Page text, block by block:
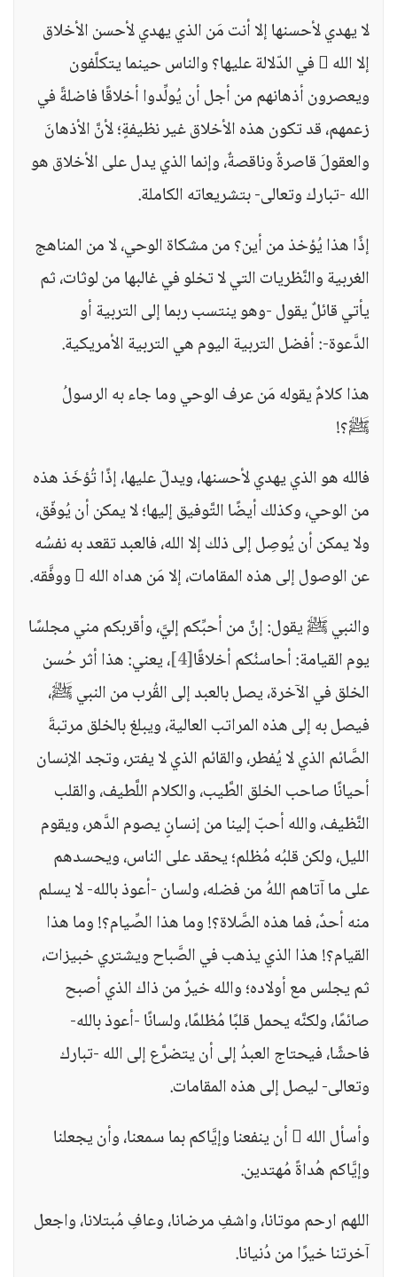
لا يهدي لأحسنها إلا أنت مَن الذي يهدي لأحسن الأخلاق
إلا الله  في الدّلالة عليها؟ والناس حينما يتكلَّفون
ويعصرون أذهانهم من أجل أن يُولِّدوا أخلاقًا فاضلةً في
زعمهم، قد تكون هذه الأخلاق غير نظيفةٍ؛ لأنَّ الأذهانَ
والعقولَ قاصرةٌ وناقصةٌ، وإنما الذي يدل على الأخلاق هو
الله -تبارك وتعالى- بتشريعاته الكاملة.
إذًا هذا يُؤخذ من أين؟ من مشكاة الوحي، لا من المناهج
الغربية والنَّظريات التي لا تخلو في غالبها من لوثات، ثم
يأتي قائلٌ يقول -وهو ينتسب ربما إلى التربية أو
الدَّعوة-: أفضل التربية اليوم هي التربية الأمريكية.
هذا كلامٌ يقوله مَن عرف الوحي وما جاء به الرسولُ
ﷺ؟!
فالله هو الذي يهدي لأحسنها، ويدلّ عليها، إذًا تُؤخَذ هذه
من الوحي، وكذلك أيضًا التَّوفيق إليها؛ لا يمكن أن يُوفّق،
ولا يمكن أن يُوصِل إلى ذلك إلا الله، فالعبد تقعد به نفسُه
عن الوصول إلى هذه المقامات، إلا مَن هداه الله  ووفَّقه.
والنبي ﷺ يقول: إنَّ من أحبِّكم إليَّ، وأقربكم مني مجلسًا
يوم القيامة: أحاسنُكم أخلاقًا[4] ، يعني: هذا أثر حُسن
الخلق في الآخرة، يصل بالعبد إلى القُرب من النبي ﷺ،
فيصل به إلى هذه المراتب العالية، ويبلغ بالخلق مرتبةَ
الصَّائم الذي لا يُفطر، والقائم الذي لا يفتر، وتجد الإنسان
أحيانًا صاحب الخلق الطَّيب، والكلام اللَّطيف، والقلب
النَّظيف، والله أحبّ إلينا من إنسانٍ يصوم الدَّهر، ويقوم
الليل، ولكن قلبُه مُظلم؛ يحقد على الناس، ويحسدهم
على ما آتاهم اللهُ من فضله، ولسان -أعوذ بالله- لا يسلم
منه أحدٌ، فما هذه الصَّلاة؟! وما هذا الصِّيام؟! وما هذا
القيام؟! هذا الذي يذهب في الصَّباح ويشتري خبيزات،
ثم يجلس مع أولاده؛ والله خيرٌ من ذاك الذي أصبح
صائمًا، ولكنَّه يحمل قلبًا مُظلمًا، ولسانًا -أعوذ بالله-
فاحشًا، فيحتاج العبدُ إلى أن يتضرَّع إلى الله -تبارك
وتعالى- ليصل إلى هذه المقامات.
وأسأل الله  أن ينفعنا وإيَّاكم بما سمعنا، وأن يجعلنا
وإيَّاكم هُداةً مُهتدين.
اللهم ارحم موتانا، واشفِ مرضانا، وعافِ مُبتلانا، واجعل
آخرتنا خيرًا من دُنيانا.